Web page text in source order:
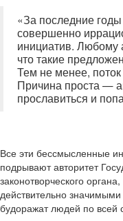
«За последние
совершенно
инициатив. Любому
что такие
Тем не менее,
Причина проста —
прославиться и
Все эти бессмысленные
подрывают авторитет
законотворческого
действительно
будоражат людей по всей